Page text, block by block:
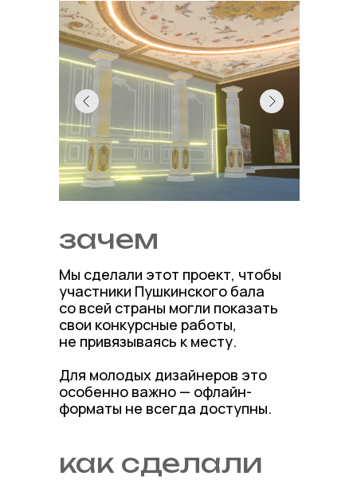
как сделали
зачем
Мы сделали этот проект, чтобы
участники Пушкинского бала
со всей страны могли показать
свои конкурсные работы,
не привязываясь к месту.
Для молодых дизайнеров это
особенно важно — офлайн-
форматы не всегда доступны.